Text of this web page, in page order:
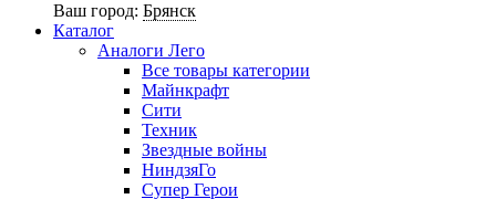
Ваш город: Брянск
Каталог
Аналоги Лего
Все товары категории
Майнкрафт
Сити
Техник
Звездные войны
НиндзяГо
Супер Герои